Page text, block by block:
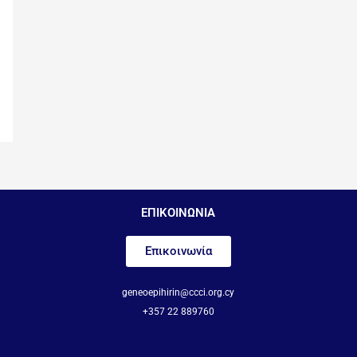
ΕΠΙΚΟΙΝΩΝΙΑ
Επικοινωνία
geneoepihirin@ccci.org.cy
+357 22 889760